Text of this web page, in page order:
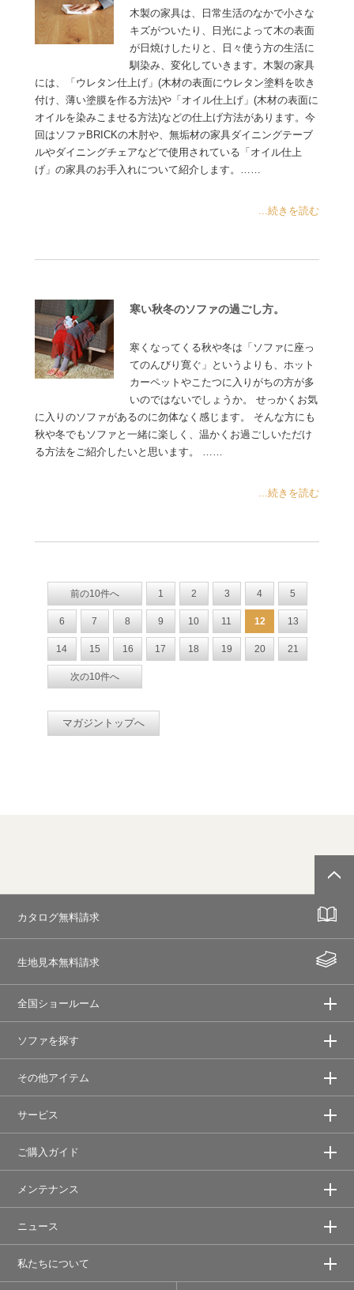
木製の家具は、日常生活のなかで小さな
キズがついたり、日光によって木の表面
が日焼けしたりと、日々使う方の生活に
馴染み、変化していきます。木製の家具
には、「ウレタン仕上げ」(木材の表面にウレタン塗料を吹き
付け、薄い塗膜を作る方法)や「オイル仕上げ」(木材の表面に
オイルを染みこませる方法)などの仕上げ方法があります。今
回はソファBRICKの木肘や、無垢材の家具ダイニングテーブ
ルやダイニングチェアなどで使用されている「オイル仕上
げ」の家具のお手入れについて紹介します。……
...続きを読む
寒い秋冬のソファの過ごし方。
寒くなってくる秋や冬は「ソファに座っ
てのんびり寛ぐ」というよりも、ホット
カーペットやこたつに入りがちの方が多
いのではないでしょうか。 せっかくお気
に入りのソファがあるのに勿体なく感じます。 そんな方にも
秋や冬でもソファと一緒に楽しく、温かくお過ごしいただけ
る方法をご紹介したいと思います。 ……
...続きを読む
前の10件へ 1 2 3 4 5
6 7 8 9 10 11 12 13
14 15 16 17 18 19 20 21
次の10件へ
マガジントップへ
カタログ無料請求
生地見本無料請求
全国ショールーム
ソファを探す
その他アイテム
サービス
ご購入ガイド
メンテナンス
ニュース
私たちについて